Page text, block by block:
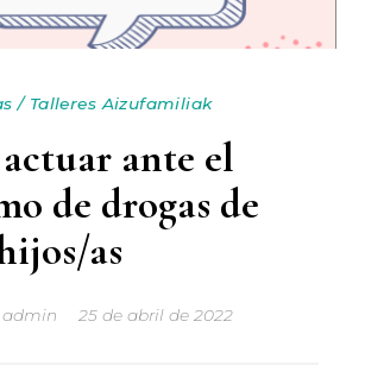
/ Talleres Aizufamiliak
ante el
de drogas de
as
admin 25 de abril de 2022